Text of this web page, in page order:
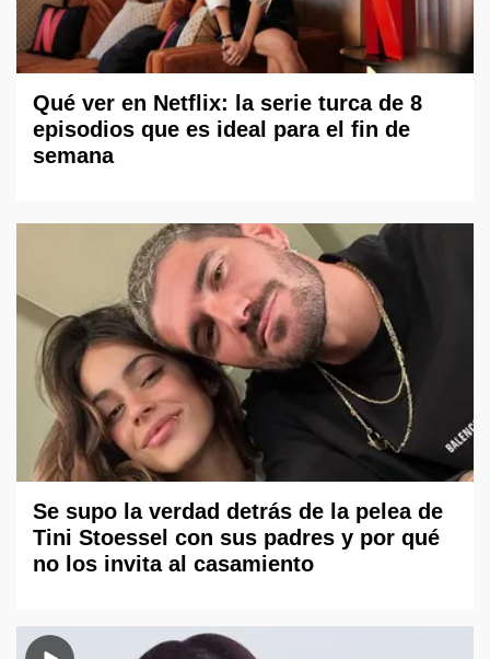
Qué ver en Netflix: la serie turca de 8
episodios que es ideal para el fin de
semana
Se supo la verdad detrás de la pelea de
Tini Stoessel con sus padres y por qué
no los invita al casamiento